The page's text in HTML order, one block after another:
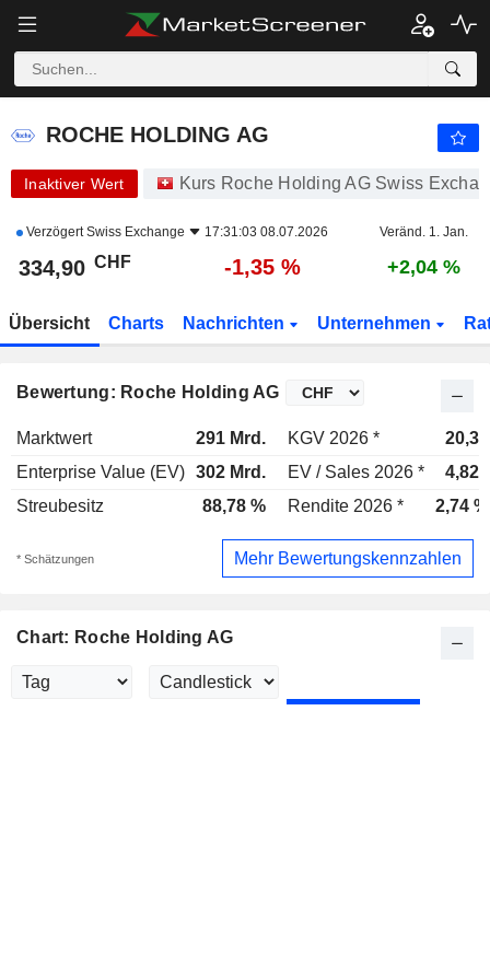
ROCHE HOLDING AG
ROCHE HOLDING AG
Inaktiver Wert Kurs Roche Holding AG Swiss
VerzögertSwiss Exchange 17:31:03 08.07.2026 Veränd. 1. Jan.
334,90 CHF -1,35 % +2,04 %
Übersicht Charts Nachrichten Unternehmen
Bewertung: Roche Holding AG
Marktwert 291 Mrd. KGV 2026 *
20,3x
Enterprise Value (EV) 302 Mrd. EV / Sales 2026 *
4,82x
Streubesitz
88,78 % Rendite 2026 * 2,74 %
* Schätzungen Mehr Bewertungskennzahlen
Chart: Roche Holding AG